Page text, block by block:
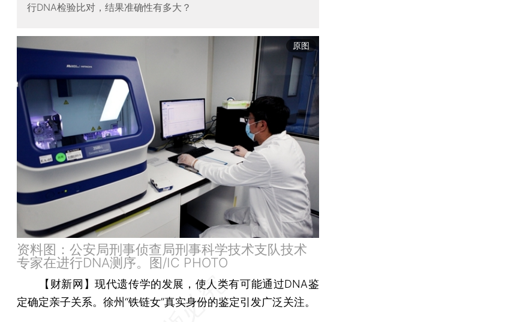
行DNA检验比对，结果准确性有多大？
原图
资料图：公安局刑事侦查局刑事科学技术支队技术
专家在进行DNA测序。图/IC PHOTO
【财新网】现代遗传学的发展，使人类有可能通过DNA鉴
定确定亲子关系。徐州“铁链女”真实身份的鉴定引发广泛关注。